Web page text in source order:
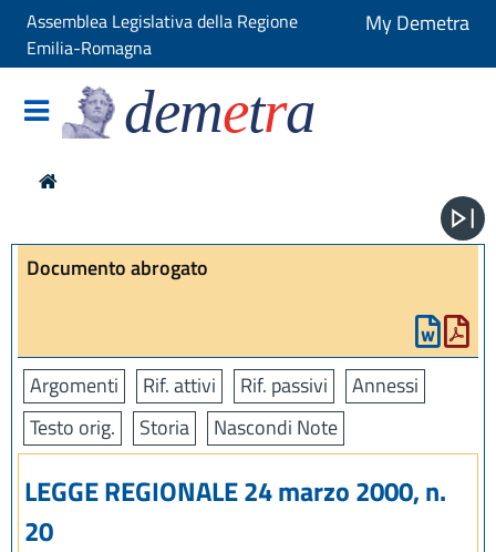
Assemblea Legislativa della Regione
Emilia-Romagna
My Demetra
demetra
Documento abrogato
Argomenti Rif. attivi Rif. passivi
Annessi
Testo orig.
Storia Nascondi Note
LEGGE REGIONALE 24 marzo 2000, n.
20